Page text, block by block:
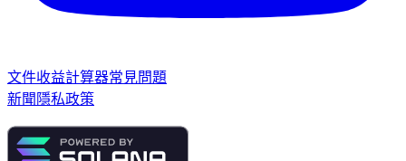
文件收益計算器常見問題
新聞 隱私政策